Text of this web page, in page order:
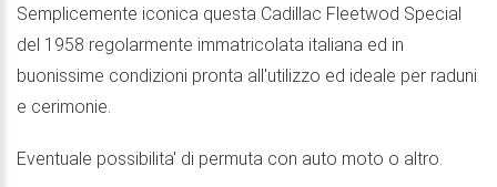
Semplicemente iconica questa Cadillac Fleetwod Special
del 1958 regolarmente immatricolata italiana ed in
buonissime condizioni pronta all'utilizzo ed ideale per raduni
e cerimonie.
Eventuale possibilita' di permuta con auto moto o altro.